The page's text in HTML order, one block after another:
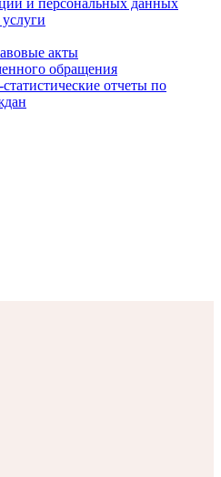
и персональных данных
акты
обращения
отчеты по